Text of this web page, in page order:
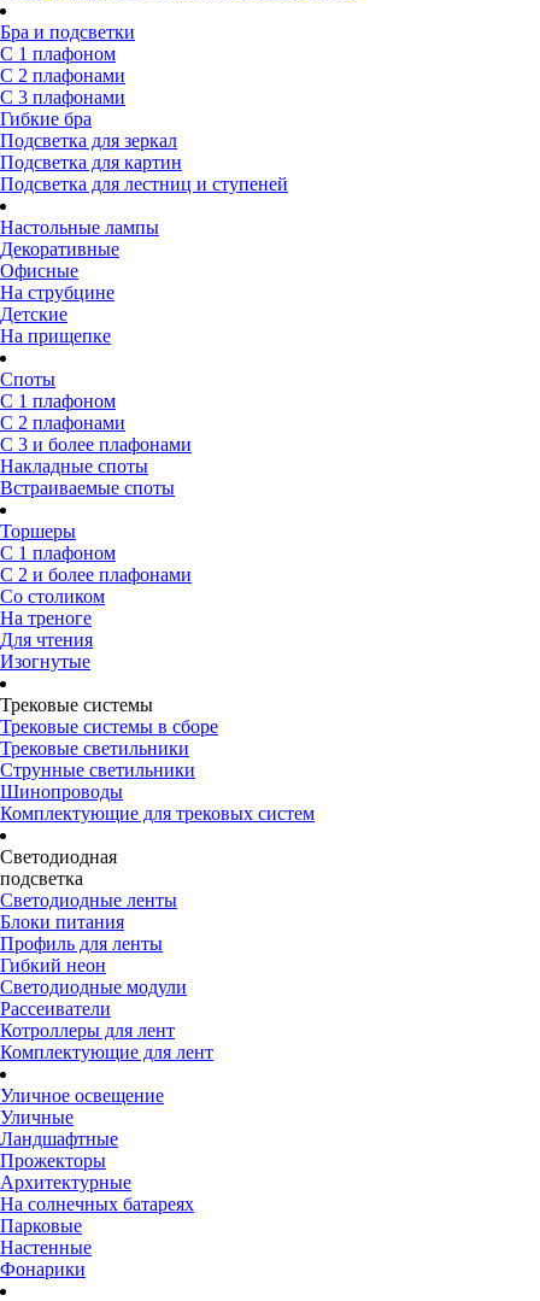
Бра и подсветки
С 1 плафоном
С 2 плафонами
С 3 плафонами
Гибкие бра
Подсветка для зеркал
Подсветка для картин
Подсветка для лестниц и ступеней
Настольные лампы
Декоративные
Офисные
На струбцине
Детские
На прищепке
Споты
С 1 плафоном
С 2 плафонами
С 3 и более плафонами
Накладные споты
Встраиваемые споты
Торшеры
С 1 плафоном
С 2 и более плафонами
Со столиком
На треноге
Для чтения
Изогнутые
Трековые системы
Трековые системы в сборе
Трековые светильники
Струнные светильники
Шинопроводы
Комплектующие для трековых систем
Светодиодная
подсветка
Светодиодные ленты
Блоки питания
Профиль для ленты
Гибкий неон
Светодиодные модули
Рассеиватели
Котроллеры для лент
Комплектующие для лент
Уличное освещение
Уличные
Ландшафтные
Прожекторы
Архитектурные
На солнечных батареях
Парковые
Настенные
Фонарики